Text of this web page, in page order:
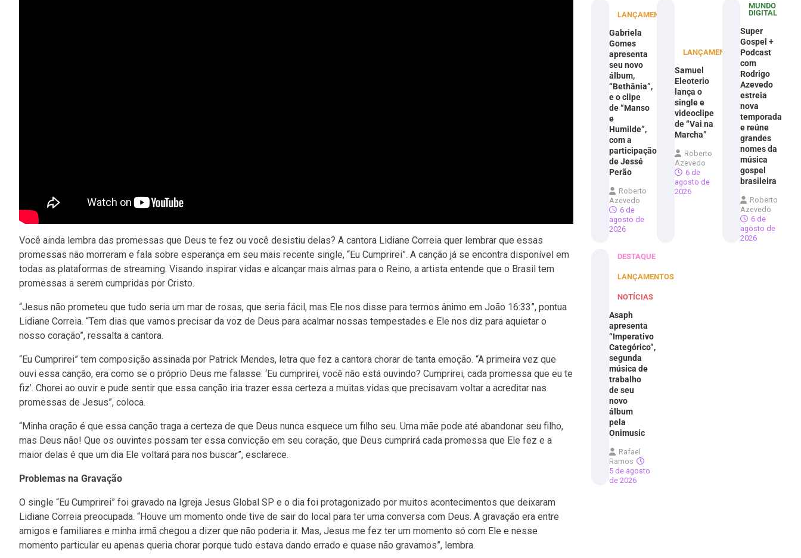
Você ainda lembra das promessas que Deus te fez ou você desistiu delas? A cantora Lidiane Correia quer lembrar que essas
promessas não morreram e fala sobre esperança em seu mais recente single, “Eu Cumprirei”. A canção já se encontra disponível em
todas as plataformas de streaming. Visando inspirar vidas e alcançar mais almas para o Reino, a artista entende que o Brasil tem
promessas a serem cumpridas por Cristo.
“Jesus não prometeu que tudo seria um mar de rosas, que seria fácil, mas Ele nos disse para termos ânimo em João 16:33”, pontua
Lidiane Correia. “Tem dias que vamos precisar da voz de Deus para acalmar nossas tempestades e Ele nos diz para aquietar o
nosso coração”, ressalta a cantora.
“Eu Cumprirei” tem composição assinada por Patrick Mendes, letra que fez a cantora chorar de tanta emoção. “A primeira vez que
ouvi essa canção, era como se o próprio Deus me falasse: ‘Eu cumprirei, você não está ouvindo? Cumprirei, cada promessa que eu te
fiz’. Chorei ao ouvir e pude sentir que essa canção iria trazer essa certeza a muitas vidas que precisavam voltar a acreditar nas
promessas de Jesus”, coloca.
“Minha oração é que essa canção traga a certeza de que Deus nunca esquece um filho seu. Uma mãe pode até abandonar seu filho,
mas Deus não! Que os ouvintes possam ter essa convicção em seu coração, que Deus cumprirá cada promessa que Ele fez e a
maior delas é que um dia Ele voltará para nos buscar”, esclarece.
Problemas na Gravação
O single “Eu Cumprirei” foi gravado na Igreja Jesus Global SP e o dia foi protagonizado por muitos acontecimentos que deixaram
Lidiane Correia preocupada. “Houve um momento onde tive de sair do local para ter uma conversa com Deus. A gravação era entre
amigos e familiares e minha irmã chegou a dizer que não poderia ir. Mas, Jesus me fez ter um momento só com Ele e nesse
momento particular eu apenas queria chorar porque tudo estava dando errado e quase não gravamos”, lembra.
LANÇAMENTOS
Gabriela
Gomes
apresenta
seu novo
álbum,
“Bethânia”,
e o clipe
de “Manso
e
Humilde”,
com a
participação
de Jessé
Perão
Roberto
Azevedo
6 de
agosto de
2026
LANÇAMENTOS
Samuel
Eleoterio
lança o
single e
videoclipe
de “Vai na
Marcha”
Roberto
Azevedo
6 de
agosto de
2026
MUNDO
DIGITAL
Super
Gospel +
Podcast
com
Rodrigo
Azevedo
estreia
nova
temporada
e reúne
grandes
nomes da
música
gospel
brasileira
Roberto
Azevedo
6 de
agosto de
2026
DESTAQUE
LANÇAMENTOS
NOTÍCIAS
Asaph
apresenta
“Imperativo
Categórico”,
segunda
música de
trabalho
de seu
novo
álbum
pela
Onimusic
Rafael
Ramos
5 de agosto
de 2026